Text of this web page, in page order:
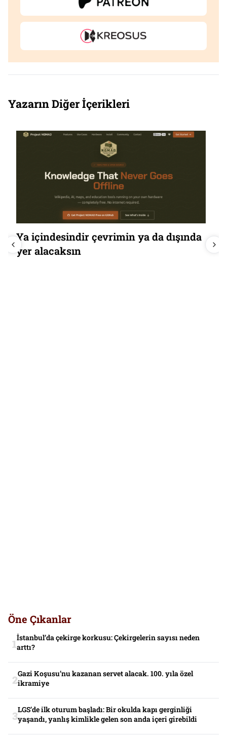
Yazarın Diğer İçerikleri
Öne Çıkanlar
İstanbul’da çekirge korkusu: Çekirgelerin sayısı neden
arttı?
Gazi Koşusu’nu kazanan servet alacak. 100. yıla özel
ikramiye
LGS’de ilk oturum başladı: Bir okulda kapı gerginliği
yaşandı, yanlış kimlikle gelen son anda içeri girebildi